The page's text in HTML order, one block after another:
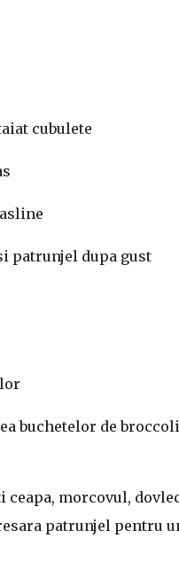
cubulete
patrunjel dupa gust
buchetelor de
morcovul,
patrunjel pentru